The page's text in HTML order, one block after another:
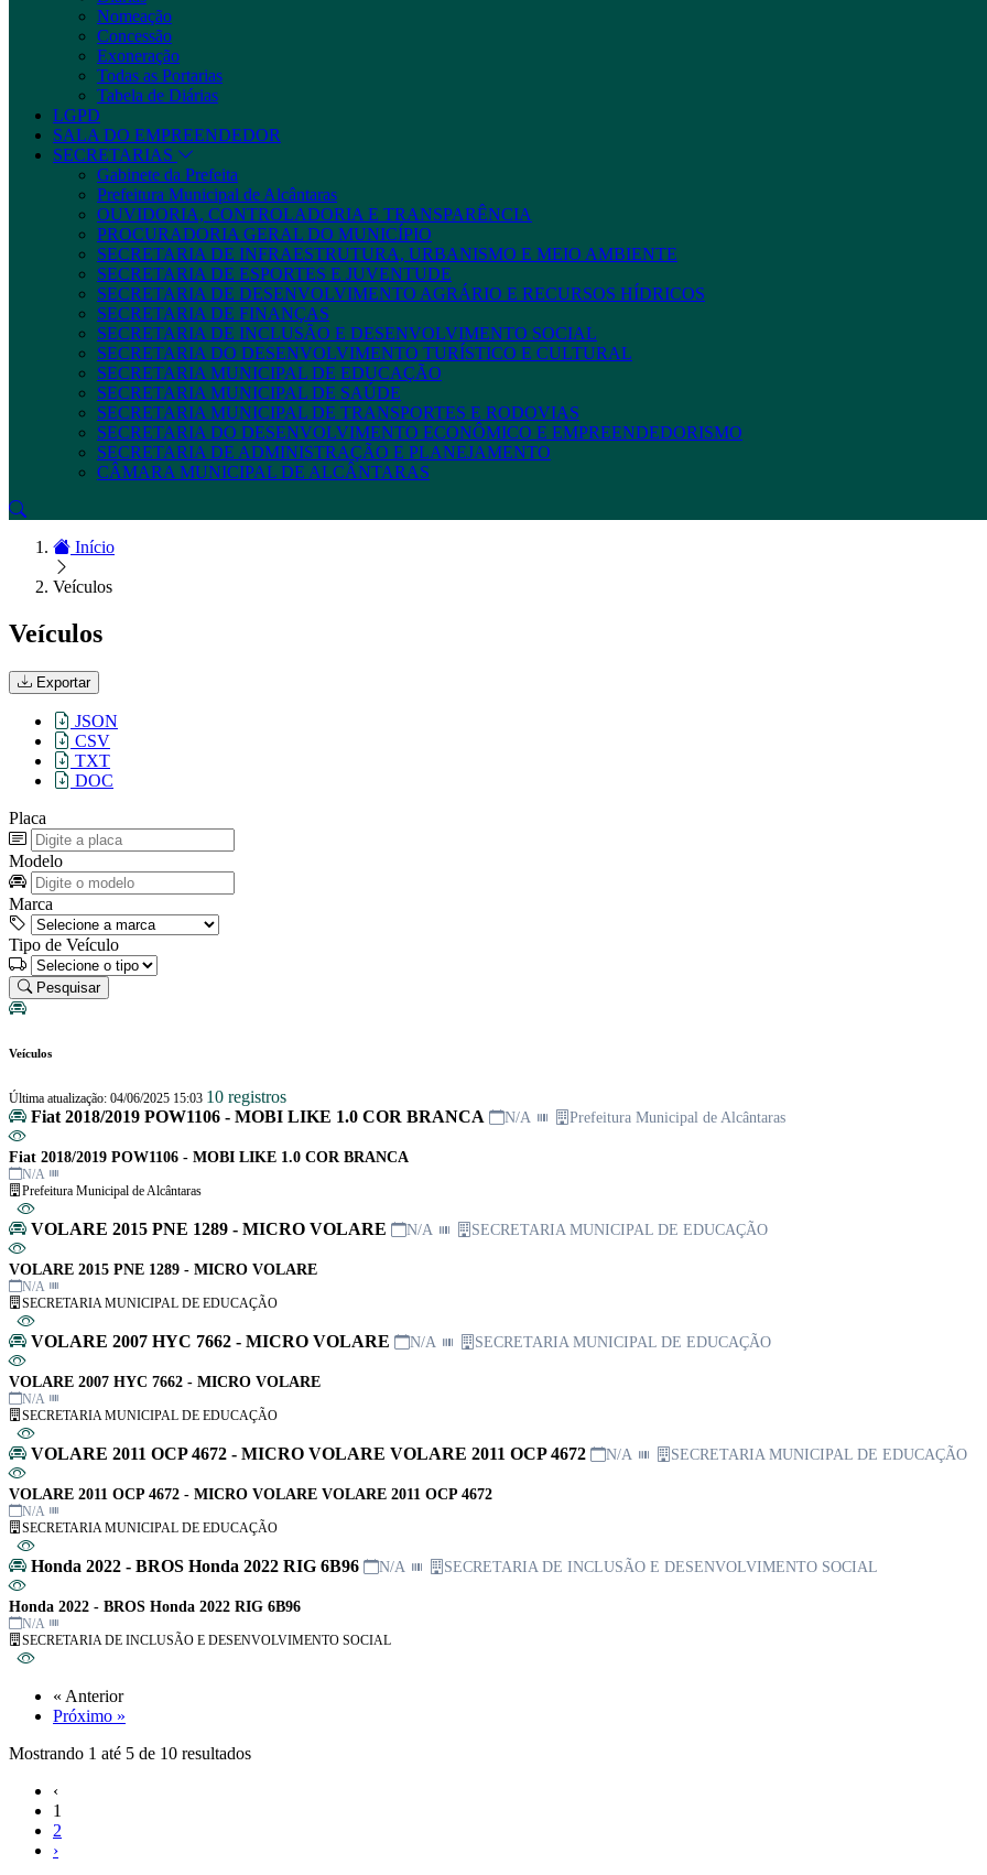
Nomeação
Concessão
Exoneração
Todas as Portarias
Tabela de Diárias
LGPD
SALA DO EMPREENDEDOR
SECRETARIAS
Gabinete da Prefeita
Prefeitura Municipal de Alcântaras
OUVIDORIA, CONTROLADORIA E TRANSPARÊNCIA
PROCURADORIA GERAL DO MUNICÍPIO
SECRETARIA DE INFRAESTRUTURA, URBANISMO E MEIO AMBIENTE
SECRETARIA DE ESPORTES E JUVENTUDE
SECRETARIA DE DESENVOLVIMENTO AGRÁRIO E RECURSOS HÍDRICOS
SECRETARIA DE FINANÇAS
SECRETARIA DE INCLUSÃO E DESENVOLVIMENTO SOCIAL
SECRETARIA DO DESENVOLVIMENTO TURÍSTICO E CULTURAL
SECRETARIA MUNICIPAL DE EDUCAÇÃO
SECRETARIA MUNICIPAL DE SAÚDE
SECRETARIA MUNICIPAL DE TRANSPORTES E RODOVIAS
SECRETARIA DO DESENVOLVIMENTO ECONÔMICO E EMPREENDEDORISMO
SECRETARIA DE ADMINISTRAÇÃO E PLANEJAMENTO
CÂMARA MUNICIPAL DE ALCÂNTARAS
Início
Veículos
Veículos
Exportar
JSON
CSV
TXT
DOC
Placa
Modelo
Marca
Tipo de Veículo
Pesquisar
Veículos
Última atualização: 04/06/2025 15:03 10 registros
Fiat 2018/2019 POW1106 - MOBI LIKE 1.0 COR BRANCA
N/A Prefeitura Municipal de Alcântaras
Fiat 2018/2019 POW1106 - MOBI LIKE 1.0 COR BRANCA
N/A
Prefeitura Municipal de Alcântaras
VOLARE 2015 PNE 1289 - MICRO VOLARE N/A SECRETARIA MUNICIPAL DE EDUCAÇÃO
VOLARE 2015 PNE 1289 - MICRO VOLARE
N/A
SECRETARIA MUNICIPAL DE EDUCAÇÃO
VOLARE 2007 HYC 7662 - MICRO VOLARE N/A SECRETARIA MUNICIPAL DE EDUCAÇÃO
VOLARE 2007 HYC 7662 - MICRO VOLARE
N/A
SECRETARIA MUNICIPAL DE EDUCAÇÃO
VOLARE 2011 OCP 4672 - MICRO VOLARE VOLARE 2011 OCP 4672 N/A SECRETARIA MUNICIPAL DE EDUCAÇÃO
VOLARE 2011 OCP 4672 - MICRO VOLARE VOLARE 2011 OCP 4672
N/A
SECRETARIA MUNICIPAL DE EDUCAÇÃO
Honda 2022 - BROS Honda 2022 RIG 6B96 N/A SECRETARIA DE INCLUSÃO E DESENVOLVIMENTO SOCIAL
Honda 2022 - BROS Honda 2022 RIG 6B96
N/A
SECRETARIA DE INCLUSÃO E DESENVOLVIMENTO SOCIAL
« Anterior
Próximo »
Mostrando 1 até 5 de 10 resultados
‹
1
2
›